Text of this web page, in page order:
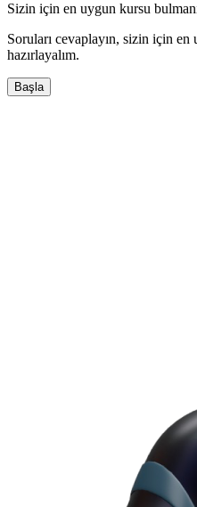
Sizin için en uygun kursu
Soruları cevaplayın, sizin için en
hazırlayalım.
Başla